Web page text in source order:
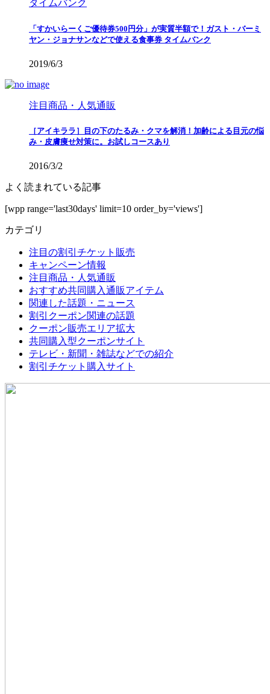
タイムバンク
「すかいらーくご優待券500円分」が実質半額で！ガスト・バーミ
ヤン・ジョナサンなどで使える食事券 タイムバンク
2019/6/3
注目商品・人気通販
［アイキララ］目の下のたるみ・クマを解消！加齢による目元の悩
み・皮膚痩せ対策に。お試しコースあり
2016/3/2
よく読まれている記事
[wpp range='last30days' limit=10 order_by='views']
カテゴリ
注目の割引チケット販売
キャンペーン情報
注目商品・人気通販
おすすめ共同購入通販アイテム
関連した話題・ニュース
割引クーポン関連の話題
クーポン販売エリア拡大
共同購入型クーポンサイト
テレビ・新聞・雑誌などでの紹介
割引チケット購入サイト